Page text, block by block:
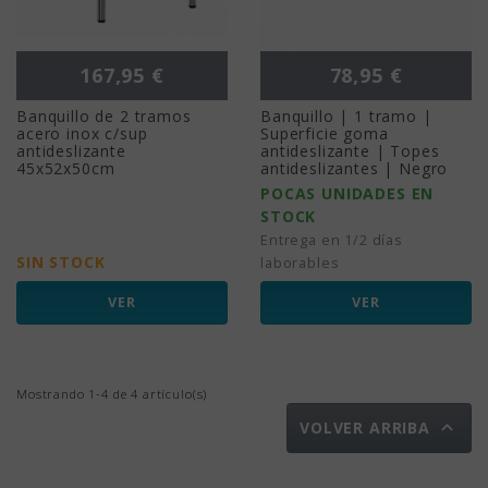
Precio
167,95 €
Banquillo de 2 tramos
acero inox c/sup
antideslizante
45x52x50cm
SIN STOCK
VER
Precio
78,95 €
Banquillo | 1 tramo |
Superficie goma
antideslizante | Topes
antideslizantes | Negro
POCAS UNIDADES EN
STOCK
Entrega en 1/2 días
laborables
VER
Mostrando 1-4 de 4 artículo(s)
VOLVER ARRIBA 